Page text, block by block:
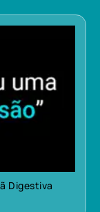
Digestiva